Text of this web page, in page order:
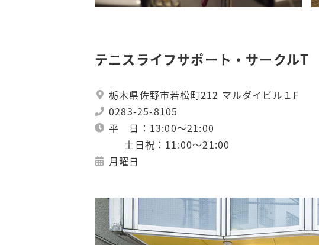
テニスライフサポート・サークルT
栃木県佐野市若松町212 マルダイビル１F
0283-25-8105
平 日：13:00〜21:00
土日祝：11:00〜21:00
月曜日